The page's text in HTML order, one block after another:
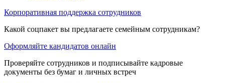
Корпоративная поддержка сотрудников
Какой соцпакет вы предлагаете семейным сотрудникам?
Оформляйте кандидатов онлайн
Проверяйте сотрудников и подписывайте кадровые
документы без бумаг и личных встреч